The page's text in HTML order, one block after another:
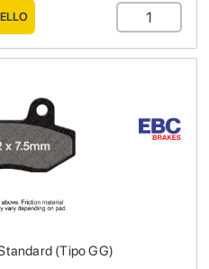
(Tipo GG)